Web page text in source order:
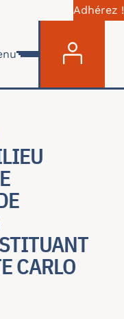
Adhérez !
CARLO